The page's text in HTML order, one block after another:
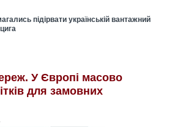
підірвати українській вантажний
У Європі масово
для замовних